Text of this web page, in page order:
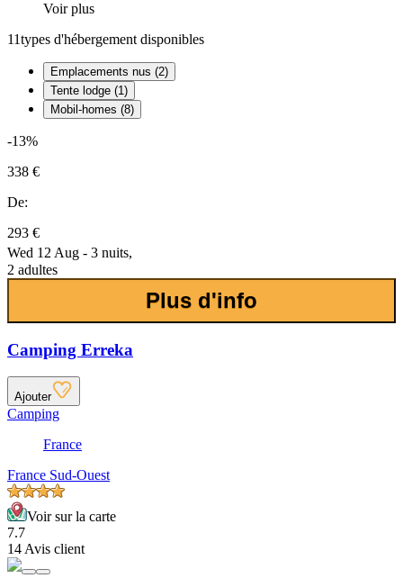
Voir plus
11types d'hébergement disponibles
Emplacements nus (2)
Tente lodge (1)
Mobil-homes (8)
-13%
338 €
De:
293 €
Wed 12 Aug - 3 nuits,
2 adultes
Plus d'info
Camping Erreka
Ajouter
Camping
France
France Sud-Ouest
Voir sur la carte
7.7
14 Avis client